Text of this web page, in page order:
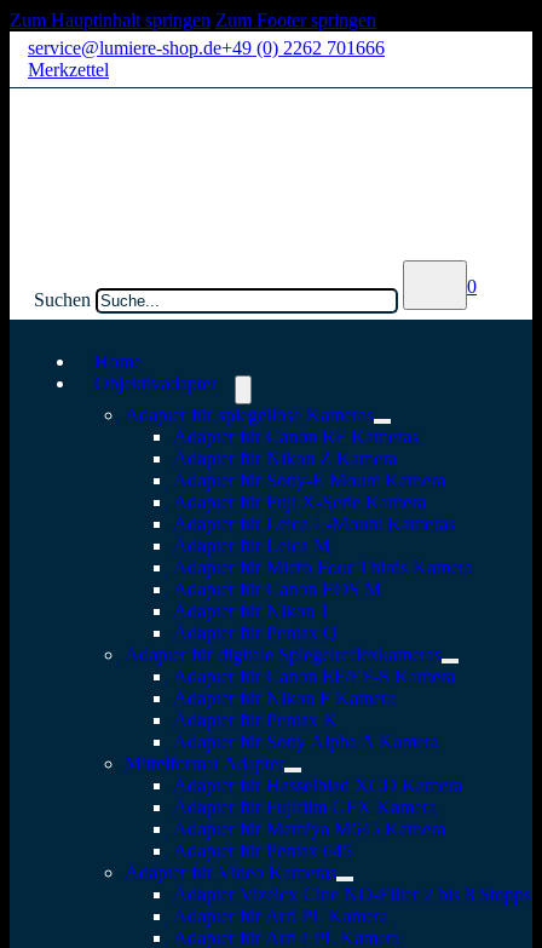
Zum Hauptinhalt springen Zum Footer springen
service@lumiere-shop.de+49 (0) 2262 701666
Merkzettel
Suchen
0
Home
Objektivadapter
Adapter für spiegellose Kameras
Adapter für Canon RF Kameras
Adapter für Nikon Z Kamera
Adapter für Sony-E Mount Kamera
Adapter für Fuji X-Serie Kamera
Adapter für Leica L-Mount Kameras
Adapter für Leica M
Adapter für Micro Four Thirds Kamera
Adapter für Canon EOS M
Adapter für Nikon 1
Adapter für Pentax Q
Adapter für digitale Spiegelreflexkameras
Adapter für Canon EF/EF-S Kamera
Adapter für Nikon F Kamera
Adapter für Pentax K
Adapter für Sony Alpha A Kamera
Mittelformat Adapter
Adapter für Hasselblad XCD Kamera
Adapter für Fujifilm GFX Kamera
Adapter für Mamiya M645 Kamera
Adapter für Pentax 645
Adapter für Video Kameras
Adapter Vizelex Cine ND-Filter 2 bis 8 Stopps
Adapter für Arri PL Kamera
Adapter für Arri LPL Kamera